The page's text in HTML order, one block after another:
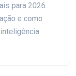
para 2026.
e como